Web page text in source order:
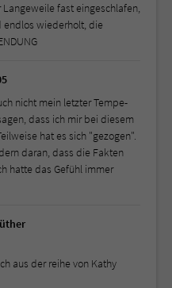
fast eingeschlafen,
endlos wiederholt, die
nicht mein letzter Tempe-
dass ich mir bei diesem
hat es sich "gezogen".
daran, dass die Fakten
hatte das Gefühl immer
aus der reihe von Kathy